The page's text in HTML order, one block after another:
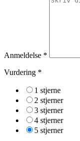
Anmeldelse *
Vurdering *
1 stjerne
2 stjerner
3 stjerner
4 stjerner
5 stjerner